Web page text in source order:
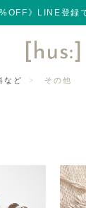
》LINE登録
など その他